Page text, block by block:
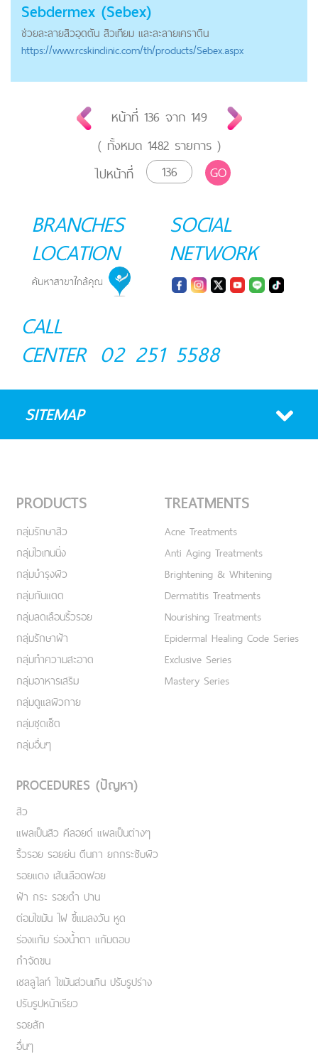
Sebdermex (Sebex)
ช่วยละลายสิวอุดตัน สิวเทียม และละลายเคราติน
https://www.rcskinclinic.com/th/products/Sebex.aspx
หน้าที่ 136 จาก 149
( ทั้งหมด 1482รายการ )
ไปหน้าที่
GO
BRANCHES
LOCATION
SOCIAL
NETWORK
CALL
CENTER 02 251 5588
SITEMAP
PRODUCTS
กลุ่มรักษาสิว
กลุ่มไวเทนนิ่ง
กลุ่มบำรุงผิว
กลุ่มกันแดด
กลุ่มลดเลือนริ้วรอย
กลุ่มรักษาฝ้า
กลุ่มทำความสะอาด
กลุ่มอาหารเสริม
กลุ่มดูแลผิวกาย
กลุ่มชุดเซ็ต
กลุ่มอื่นๆ
TREATMENTS
Acne Treatments
Anti Aging Treatments
Brightening & Whitening
Dermatitis Treatments
Nourishing Treatments
Epidermal Healing Code Series
Exclusive Series
Mastery Series
PROCEDURES (ปัญหา)
สิว
แผลเป็นสิว คีลอยด์ แผลเป็นต่างๆ
ริ้วรอย รอยย่น ตีนกา ยกกระชับผิว
รอยแดง เส้นเลือดฟอย
ฝ้า กระ รอยดำ ปาน
ต่อมไขมัน ไฝ ขี้แมลงวัน หูด
ร่องแก้ม ร่องน้ำตา แก้มตอบ
กำจัดขน
เชลลูไลท์ ไขมันส่วนเกิน ปรับรูปร่าง
ปรับรูปหน้าเรียว
รอยสัก
อื่นๆ